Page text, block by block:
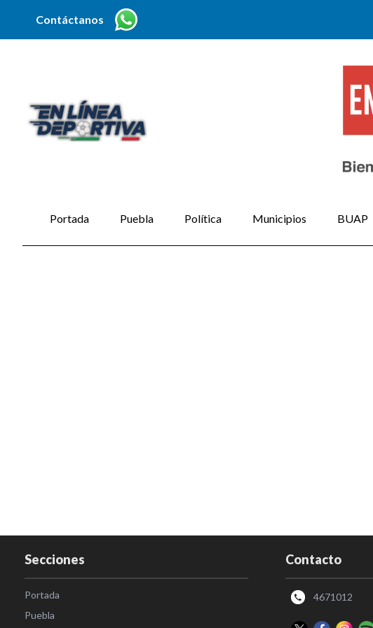
Contáctanos
Portada Puebla Política Municipios BUAP
Secciones
Portada
Puebla
Contacto
4671012